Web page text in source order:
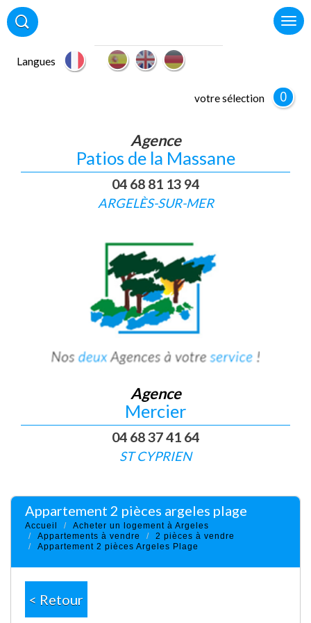
Langues
votre sélection 0
Agence
Patios de la Massane
04 68 81 13 94
ARGELÈS-SUR-MER
Agence
Mercier
04 68 37 41 64
ST CYPRIEN
appartement 2 pièces argeles plage
Accueil
Acheter un logement à Argeles
Appartements à vendre
2 pièces à vendre
Appartement 2 pièces Argeles Plage
< Retour